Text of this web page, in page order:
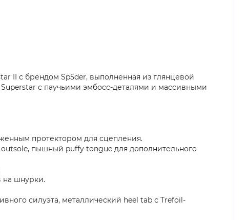
II с брендом Sp5der, выполненная из глянцевой
с паучьими эмбосс-деталями и массивными
протектором для сцепления.
outsole, пышный puffy tongue для дополнительного
на шнурки.
силуэта, металлический heel tab с Trefoil-